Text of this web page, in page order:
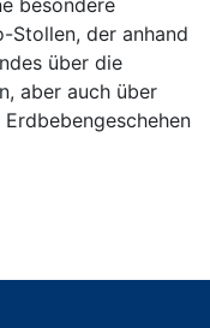
Stollen, der anhand
über die
aber auch über